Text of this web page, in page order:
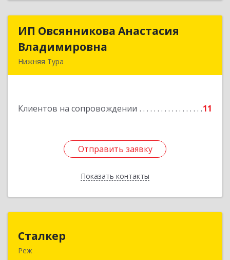
ИП Овсянникова Анастасия
Владимировна
Нижняя Тура
Клиентов на сопровождении 11
Отправить заявку
Показать контакты
ИП Овсянникова Анастасия
Подробнее
Отправить заявку
Назад
Сталкер
Реж
623750, Свердловская обл, Режевской р-н, Реж